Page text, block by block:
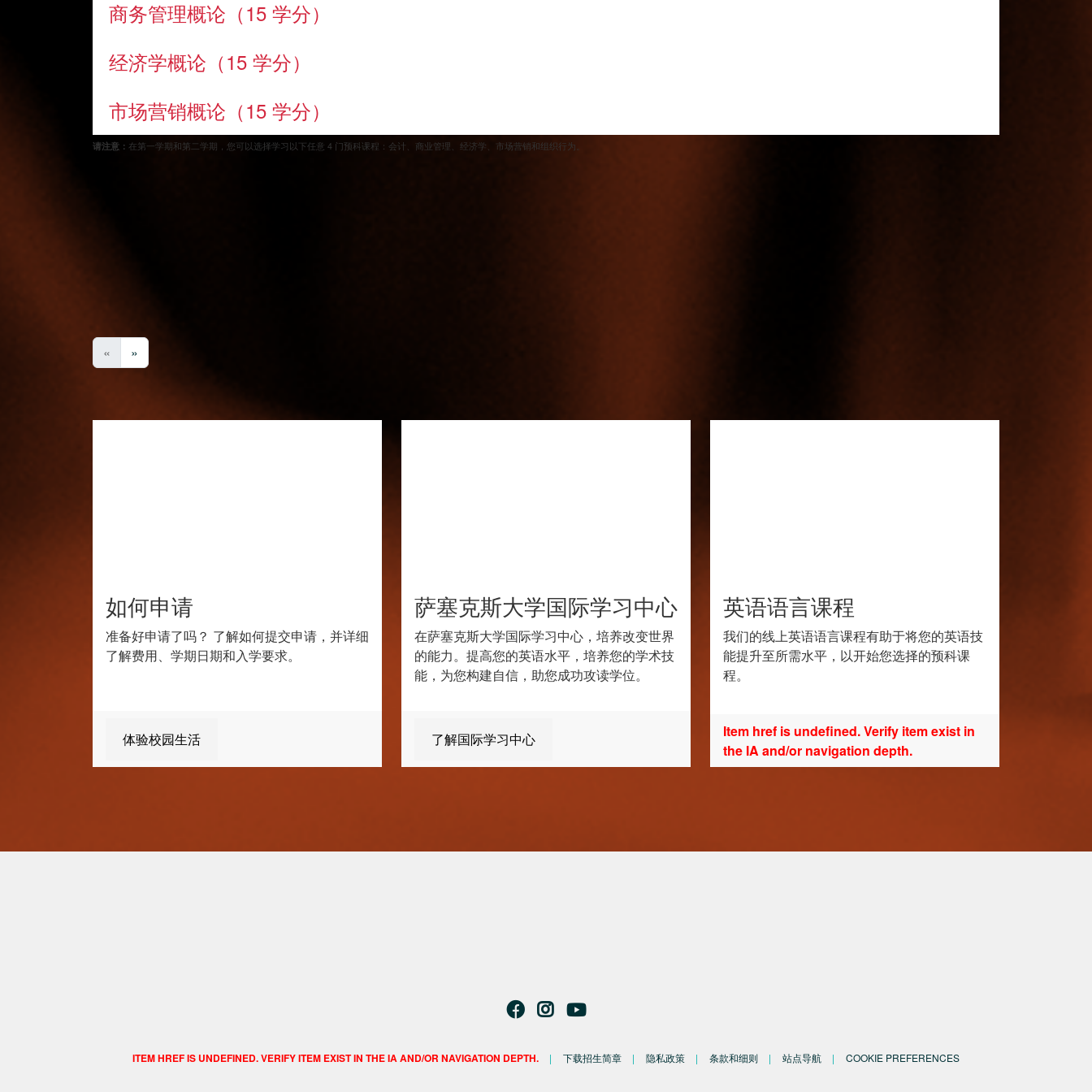
商务管理概论（15 学分）
经济学概论（15 学分）
市场营销概论（15 学分）
请注意： 在第一学期和第二学期，您可以选择学习以下任意 4 门预科课程：会计、商业管理、经济学、市场营销和组织行为。
« »
如何申请
准备好申请了吗？ 了解如何提交申请，并详细
了解费用、学期日期和入学要求。
体验校园生活
萨塞克斯大学国际学习中心
在萨塞克斯大学国际学习中心，培养改变世界
的能力。提高您的英语水平，培养您的学术技
能，为您构建自信，助您成功攻读学位。
了解国际学习中心
英语语言课程
我们的线上英语语言课程有助于将您的英语技
能提升至所需水平，以开始您选择的预科课
程。
Item href is undefined. Verify item exist in
the IA and/or navigation depth.
ITEM HREF IS UNDEFINED. VERIFY ITEM EXIST IN THE IA AND/OR NAVIGATION DEPTH. 下载招生简章 隐私政策 条款和细则 站点导航 COOKIE PREFERENCES